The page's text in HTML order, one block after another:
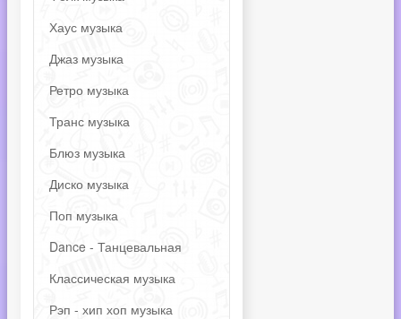
Хаус музыка
Джаз музыка
Ретро музыка
Транс музыка
Блюз музыка
Диско музыка
Поп музыка
Dance - Танцевальная
Классическая музыка
Рэп - хип хоп музыка